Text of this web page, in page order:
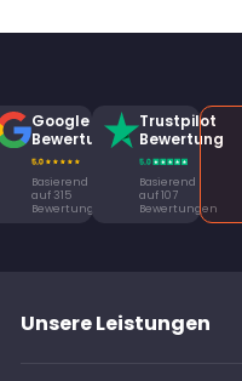
Google
Bewertung
Basierend
auf 315
Bewertungen
Trustpilot
Bewertung
Basierend
auf 107
Bewertungen
Unsere Leistungen